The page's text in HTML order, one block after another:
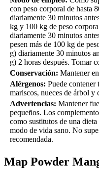
con peso corporal de hasta
diariamente 30 minutos
kg y 100 kg de peso
diariamente 30 minutos
pesen más de 100 kg de
g) diariamente 30 minutos
g) 2 horas después. Tomar
Conservación: Mantener
Alérgenos: Puede contener
mariscos, nueces de árbol y
Advertencias: Mantener
pequeños. Los
como sustitutos de una
modo de vida sano. No
recomendada.
Map Powder